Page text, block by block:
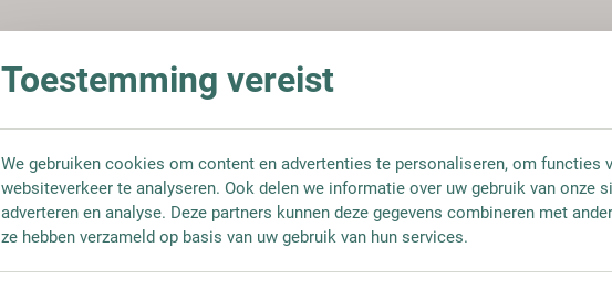
Toestemming vereist
We gebruiken cookies om content en advertenties te personaliseren, om functies
websiteverkeer te analyseren. Ook delen we informatie over uw gebruik van onze
adverteren en analyse. Deze partners kunnen deze gegevens combineren met
ze hebben verzameld op basis van uw gebruik van hun services.